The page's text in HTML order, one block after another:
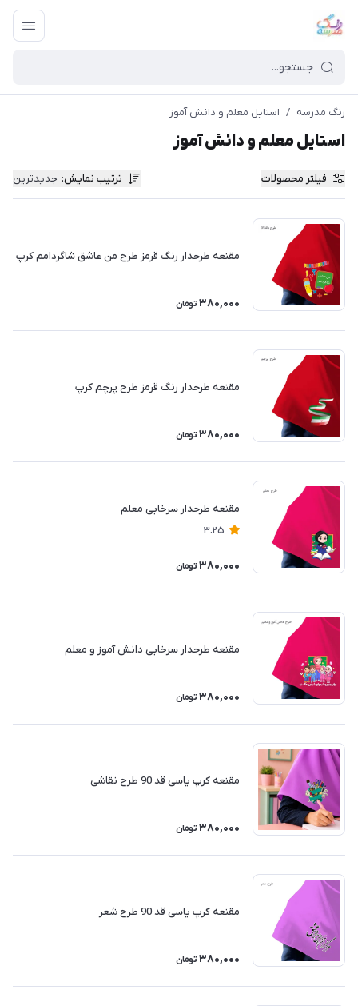
رنگ مدرسه / استایل معلم و دانش آموز
استایل معلم و دانش آموز
فیلتر محصولات ترتیب نمایش: جدیدترین
مقنعه طرحدار رنگ قرمز طرح من عاشق شاگردامم کرپ
380,000 تومان
مقنعه طرحدار رنگ قرمز طرح پرچم کرپ
380,000 تومان
مقنعه طرحدار سرخابی معلم
3.25
380,000 تومان
مقنعه طرحدار سرخابی دانش آموز و معلم
380,000 تومان
مقنعه کرپ یاسی قد 90 طرح نقاشی
380,000 تومان
مقنعه کرپ یاسی قد 90 طرح شعر
380,000 تومان